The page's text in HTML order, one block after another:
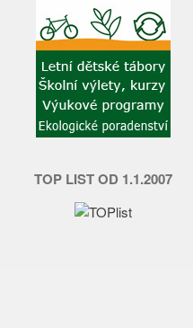
TOP LIST OD 1.1.2007